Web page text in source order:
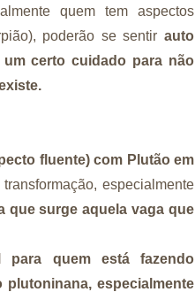
quem tem aspectos
poderão se sentir auto
certo cuidado para não
fluente) com Plutão em
especialmente
que surge aquela vaga que
para quem está fazendo
especialmente